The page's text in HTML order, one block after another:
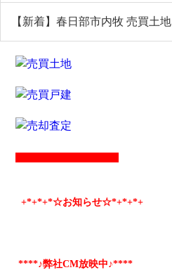
【新着】春日部市内牧 売買土地
+*+*+*☆お知らせ☆*+*+*+
****♪弊社CM放映中♪****